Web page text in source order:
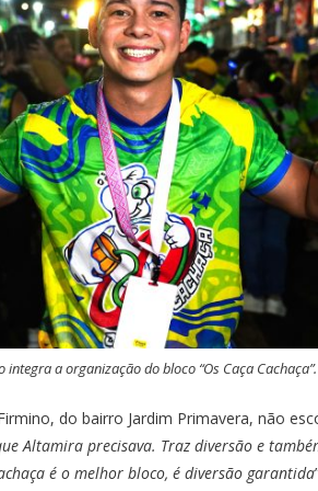
integra a organização do bloco “Os Caça Cachaça”.
do bairro Jardim Primavera, não
Altamira precisava. Traz diversão e
é o melhor bloco, é diversão garantida